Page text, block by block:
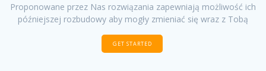
Proponowane przez Nas rozwiązania zapewniają możliwość ich
późniejszej rozbudowy aby mogły zmieniać się wraz z Tobą
GET STARTED